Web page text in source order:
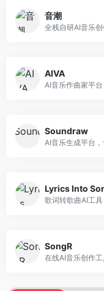
音潮
AIVA
Soundraw
SongR